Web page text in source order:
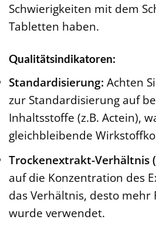
Schwierigkeiten mit dem
Tabletten haben.
Qualitätsindikatoren:
Standardisierung: Achten
zur Standardisierung auf
Inhaltsstoffe (z.B. Actein),
gleichbleibende
Trockenextrakt-Verhältnis
auf die Konzentration des
das Verhältnis, desto mehr
wurde verwendet.